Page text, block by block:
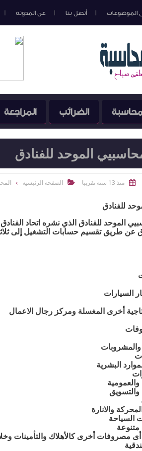
أتصل بنا عن المدونة
الضرائب المراجعة
الموحد للفنادق
 منذ 13 سنة تقريبا  الصفحة الرئيسية
للفنادق
الموحد للفنادق الذي نشره اتحاد
عن طريق تقسيم حسابات التشغيل إلى
السيارات
أخرى المغسلة ومركز رجال الاعمال
البشرية
والانارة
السياحة
مصروفات أخرى كالأهلاك والتأمينات